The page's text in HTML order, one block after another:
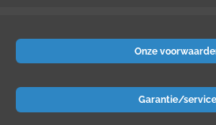
Onze
Garantie/service